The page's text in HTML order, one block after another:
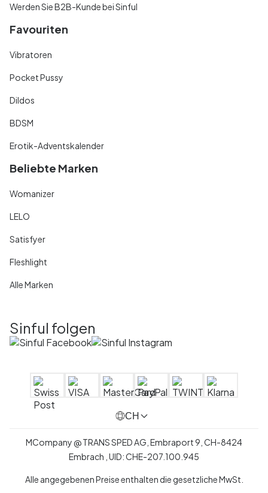
Werden Sie B2B-Kunde bei Sinful
Favouriten
Vibratoren
Pocket Pussy
Dildos
BDSM
Erotik-Adventskalender
Beliebte Marken
Womanizer
LELO
Satisfyer
Fleshlight
Alle Marken
Sinful folgen
CH
MCompany@TRANS SPED AG, Embraport 9 CH-8424
Embrach , UID:CHE-207.100.945
Alle angegebenen Preise enthalten die gesetzliche MwSt.